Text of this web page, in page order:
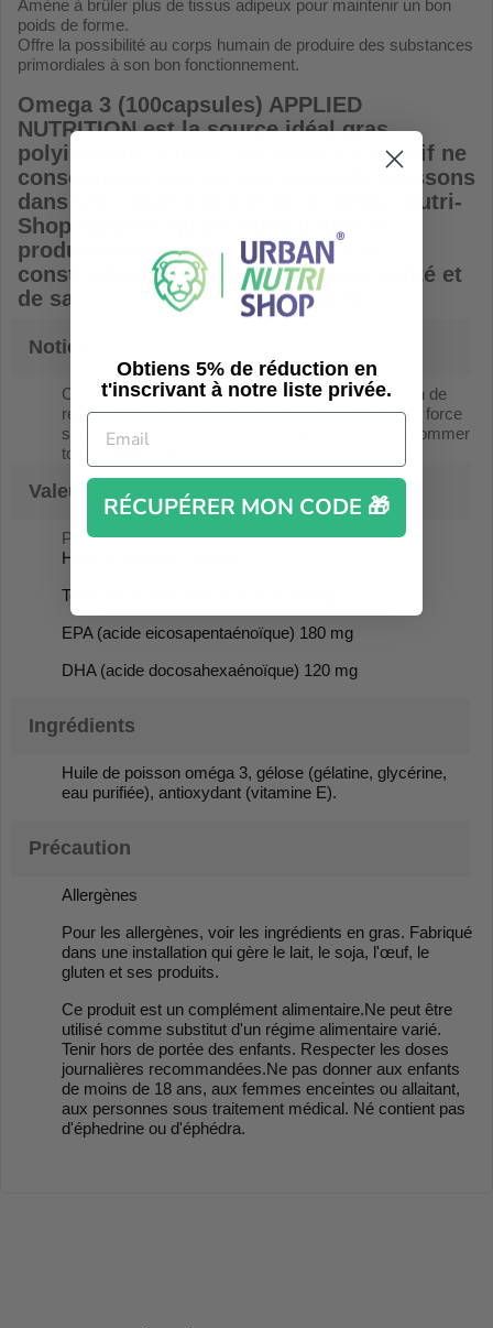
Amène à brûler plus de tissus adipeux pour maintenir un bon
poids de forme.
Offre la possibilité au corps humain de produire des substances
primordiales à son bon fonctionnement.
Omega 3 (100capsules) APPLIED
NUTRITIONest la source idéal gras
polyinsaturé à toute personne et sportif ne
consommant pas ou pas assez de poissons
dans leur régime alimentaire. Urban-Nutri-
Shop rappelle qu'en musculation ce
produit bien-être est essentiel à la
construction d'un corps en bonne santé et
de sa
prise de masse musculaire
Notice
Consomme 1 à 3 capsules par jour en milieu ou fin de
repas uniquement. 3 capsules pour les athlètes de force
seront un bienfait ! Les Oméga 3 peuvent se consommer
toute l'année sans arrêt...
Valeurs nutritionnelles
Par SoftGel:
Huile de poisson 1000mg
Total des acides gras oméga 3 300mg
EPA (acide eicosapentaénoïque) 180 mg
DHA (acide docosahexaénoïque) 120 mg
Ingrédients
Huile de poisson oméga 3, gélose (gélatine, glycérine,
eau purifiée), antioxydant (vitamine E).
Précaution
Allergènes
Pour les allergènes, voir les ingrédients en gras. Fabriqué
dans une installation qui gère le lait, le soja, l'œuf, le
gluten et ses produits.
Ce produit est un complément alimentaire.Ne peut être
utilisé comme substitut d'un régime alimentaire varié.
Tenir hors de portée des enfants. Respecter les doses
journalières recommandées.Ne pas donner aux enfants
de moins de 18 ans, aux femmes enceintes ou allaitant,
aux personnes sous traitement médical. Né contient pas
d'éphedrine ou d'éphédra.
Obtiens 5% de réduction en
t'inscrivant à notre liste privée.
RÉCUPÉRER MON CODE 🎁